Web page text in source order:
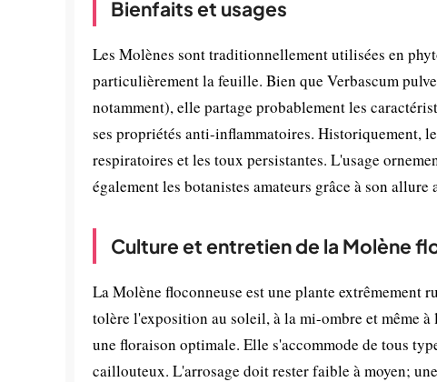
Bienfaits et usages
Les Molènes sont traditionnellement utilisées en
particulièrement la feuille. Bien que Verbascum
notamment), elle partage probablement les
ses propriétés anti-inflammatoires. Historiquement,
respiratoires et les toux persistantes. L'usage
également les botanistes amateurs grâce à son
Culture et entretien de la Molène
La Molène floconneuse est une plante extrêmement
tolère l'exposition au soleil, à la mi-ombre et même
une floraison optimale. Elle s'accommode de tous
caillouteux. L'arrosage doit rester faible à moyen;